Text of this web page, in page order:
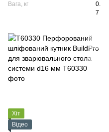
Вага, кг
0.
7
Хіт
Відео